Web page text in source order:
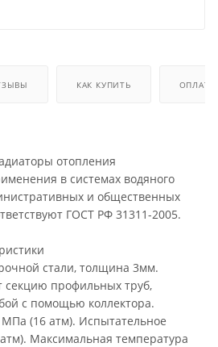
КАК КУПИТЬ ОПЛАТА
отопления
в системах водяного
и общественных
ГОСТ РФ 31311-2005.
стали, толщина 3мм.
секцию профильных труб,
с помощью коллектора.
(16 атм). Испытательное
Максимальная температура